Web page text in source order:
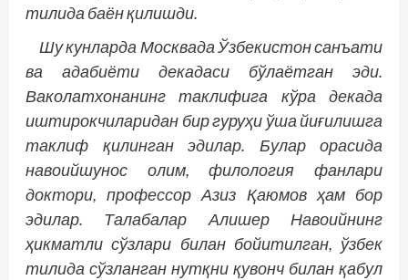
тилида баён қилишди.
Шу кунларда Москвада Ўзбекистон санъати
ва адабиёти декадаси бўлаётган эди.
Ваколатхонанинг таклифига кўра декада
иштирокчиларидан бир гуруҳи ўша йиғилишга
таклиф қилинган эдилар. Булар орасида
навоийшунос олим, филология фанлари
доктори, профессор Азиз Қаюмов ҳам бор
эдилар. Талабалар Алишер Навоийнинг
ҳикматли сўзлари билан бойитилган, ўзбек
тилида сўзланган нутқни қувонч билан қабул